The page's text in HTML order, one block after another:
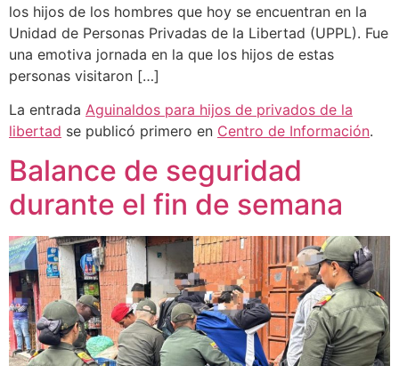
los hijos de los hombres que hoy se encuentran en la
Unidad de Personas Privadas de la Libertad (UPPL). Fue
una emotiva jornada en la que los hijos de estas
personas visitaron […]
La entrada Aguinaldos para hijos de privados de la
libertad se publicó primero en Centro de Información.
Balance de seguridad
durante el fin de semana